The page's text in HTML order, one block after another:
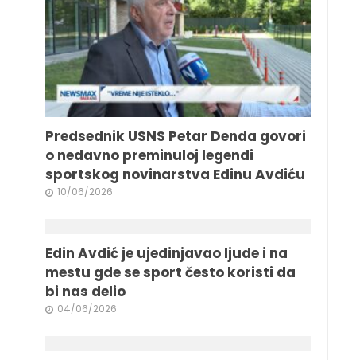
Predsednik USNS Petar Denda govori
o nedavno preminuloj legendi
sportskog novinarstva Edinu Avdiću
10/06/2026
Edin Avdić je ujedinjavao ljude i na
mestu gde se sport često koristi da
bi nas delio
04/06/2026